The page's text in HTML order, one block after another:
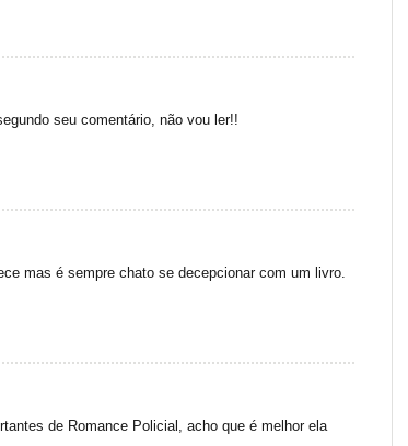
seu comentário, não vou ler!!
mas é sempre chato se decepcionar com um livro.
de Romance Policial, acho que é melhor ela